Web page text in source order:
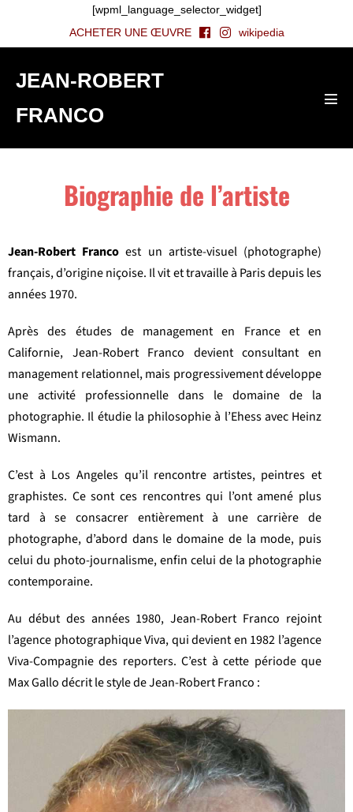
[wpml_language_selector_widget]
ACHETER UNE ŒUVRE
wikipedia
JEAN-ROBERT
FRANCO
Biographie de l’artiste
Jean-Robert Franco est un artiste-visuel (photographe)
français, d’origine niçoise. Il vit et travaille à Paris depuis les
années 1970.
Après des études de management en France et en
Californie, Jean-Robert Franco devient consultant en
management relationnel, mais progressivement développe
une activité professionnelle dans le domaine de la
photographie. Il étudie la philosophie à l’Ehess avec Heinz
Wismann.
C’est à Los Angeles qu’il rencontre artistes, peintres et
graphistes. Ce sont ces rencontres qui l’ont amené plus
tard à se consacrer entièrement à une carrière de
photographe, d’abord dans le domaine de la mode, puis
celui du photo-journalisme, enfin celui de la photographie
contemporaine.
Au début des années 1980, Jean-Robert Franco rejoint
l’agence photographique Viva, qui devient en 1982 l’agence
Viva-Compagnie des reporters. C’est à cette période que
Max Gallo décrit le style de Jean-Robert Franco :